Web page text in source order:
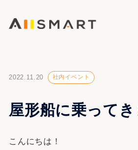
2022.11.20 社内イベント
屋形船に乗ってき
こんにちは！